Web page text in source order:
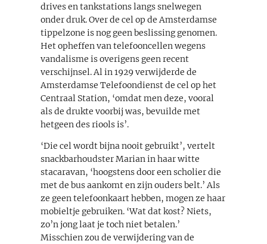
drives en tankstations langs snelwegen
onder druk. Over de cel op de Amsterdamse
tippelzone is nog geen beslissing genomen.
Het opheffen van telefooncellen wegens
vandalisme is overigens geen recent
verschijnsel. Al in 1929 verwijderde de
Amsterdamse Telefoondienst de cel op het
Centraal Station, ‘omdat men deze, vooral
als de drukte voorbij was, bevuilde met
hetgeen des riools is’.
‘Die cel wordt bijna nooit gebruikt’, vertelt
snackbarhoudster Marian in haar witte
stacaravan, ‘hoogstens door een scholier die
met de bus aankomt en zijn ouders belt.’ Als
ze geen telefoonkaart hebben, mogen ze haar
mobieltje gebruiken. ‘Wat dat kost? Niets,
zo’n jong laat je toch niet betalen.’
Misschien zou de verwijdering van de